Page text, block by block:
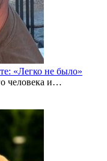
«Легко не было»
человека и…